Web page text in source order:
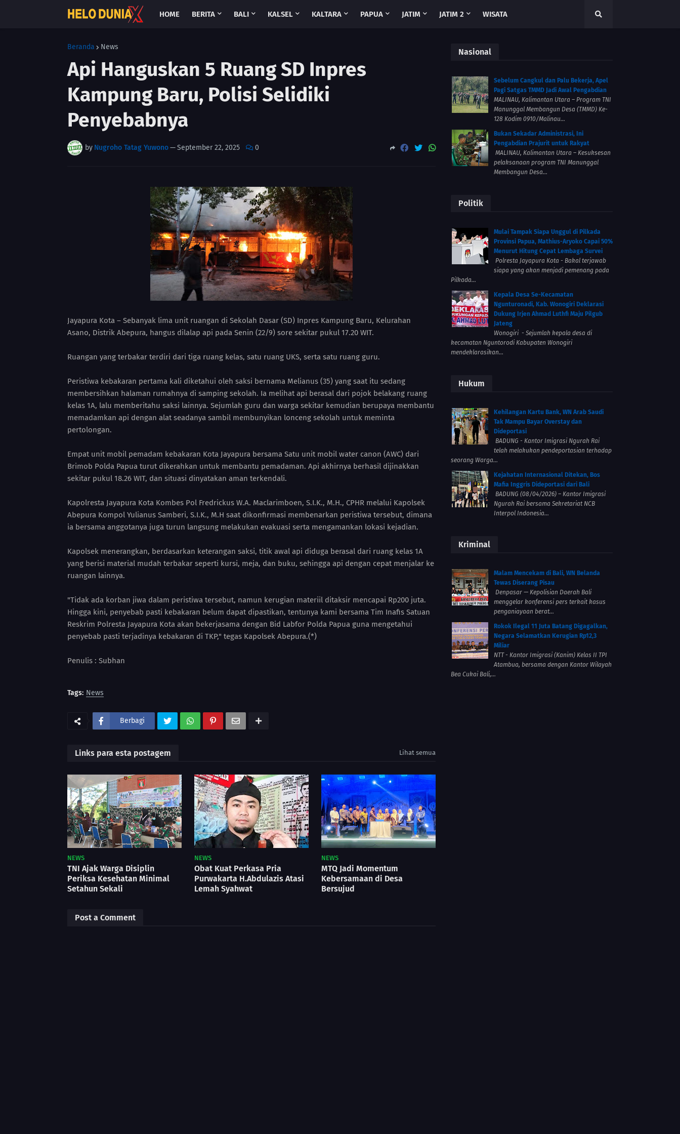
HOME BERITA BALI KALSEL KALTARA PAPUA JATIM JATIM 2 WISATA
Beranda News
‎Api Hanguskan 5 Ruang SD Inpres
Kampung Baru, Polisi Selidiki
Penyebabnya ‎
by Nugroho Tatag Yuwono—September 22, 2025 0
Jayapura Kota – Sebanyak lima unit ruangan di Sekolah Dasar (SD) Inpres Kampung Baru, Kelurahan
Asano, Distrik Abepura, hangus dilalap api pada Senin (22/9) sore sekitar pukul 17.20 WIT.
‎Ruangan yang terbakar terdiri dari tiga ruang kelas, satu ruang UKS, serta satu ruang guru.
Peristiwa kebakaran pertama kali diketahui oleh saksi bernama Melianus (35) yang saat itu sedang
membersihkan halaman rumahnya di samping sekolah. Ia melihat api berasal dari pojok belakang ruang
kelas 1A, lalu memberitahu saksi lainnya. Sejumlah guru dan warga sekitar kemudian berupaya membantu
memadamkan api dengan alat seadanya sambil membunyikan lonceng sekolah untuk meminta
pertolongan.
‎Empat unit mobil pemadam kebakaran Kota Jayapura bersama Satu unit mobil water canon (AWC) dari
Brimob Polda Papua turut dikerahkan untuk membantu pemadaman. Api akhirnya berhasil dijinakkan
sekitar pukul 18.26 WIT, dan situasi dinyatakan aman terkendali.
‎Kapolresta Jayapura Kota Kombes Pol Fredrickus W.A. Maclarimboen, S.I.K., M.H., CPHR melalui Kapolsek
Abepura Kompol Yulianus Samberi, S.I.K., M.H saat dikonfirmasi membenarkan peristiwa tersebut, dimana
ia bersama anggotanya juga turun langsung melakukan evakuasi serta mengamankan lokasi kejadian.
‎Kapolsek menerangkan, berdasarkan keterangan saksi, titik awal api diduga berasal dari ruang kelas 1A
yang berisi material mudah terbakar seperti kursi, meja, dan buku, sehingga api dengan cepat menjalar ke
ruangan lainnya.
‎"Tidak ada korban jiwa dalam peristiwa tersebut, namun kerugian materiil ditaksir mencapai Rp200 juta.
Hingga kini, penyebab pasti kebakaran belum dapat dipastikan, tentunya kami bersama Tim Inafis Satuan
Reskrim Polresta Jayapura Kota akan bekerjasama dengan Bid Labfor Polda Papua guna mengetahui
penyebab pasti terjadinya kebakaran di TKP," tegas Kapolsek Abepura.(*)
‎Penulis : Subhan
Tags: News
Berbagi
Links para esta postagem Lihat semua
NEWS
TNI Ajak Warga Disiplin
Periksa Kesehatan Minimal
Setahun Sekali
NEWS
Obat Kuat Perkasa Pria
Purwakarta H.Abdulazis Atasi
Lemah Syahwat
NEWS
MTQ Jadi Momentum
Kebersamaan di Desa
Bersujud
Post a Comment
Nasional
Sebelum Cangkul dan Palu Bekerja, Apel
Pagi Satgas TMMD Jadi Awal Pengabdian
MALINAU, Kalimantan Utara – Program TNI
Manunggal Membangun Desa (TMMD) Ke-
128 Kodim 0910/Malinau...
Bukan Sekadar Administrasi, Ini
Pengabdian Prajurit untuk Rakyat
MALINAU, Kalimantan Utara – Kesuksesan
pelaksanaan program TNI Manunggal
Membangun Desa...
Politik
Mulai Tampak Siapa Unggul di Pilkada
Provinsi Papua, Mathius-Aryoko Capai 50%
Menurut Hitung Cepat Lembaga Survei
Polresta Jayapura Kota - Bakal terjawab
siapa yang akan menjadi pemenang pada
Pilkada...
Kepala Desa Se-Kecamatan
Ngunturonadi, Kab. Wonogiri Deklarasi
Dukung Irjen Ahmad Luthfi Maju Pilgub
Jateng
Wonogiri - Sejumlah kepala desa di
kecamatan Nguntorodi Kabupaten Wonogiri
mendeklarasikan...
Hukum
Kehilangan Kartu Bank, WN Arab Saudi
Tak Mampu Bayar Overstay dan
Dideportasi
BADUNG - Kantor Imigrasi Ngurah Rai
telah melakukan pendeportasian terhadap
seorang Warga...
Kejahatan Internasional Ditekan, Bos
Mafia Inggris Dideportasi dari Bali
BADUNG (08/04/2026) – Kantor Imigrasi
Ngurah Rai bersama Sekretariat NCB
Interpol Indonesia...
Kriminal
Malam Mencekam di Bali, WN Belanda
Tewas Diserang Pisau
Denpasar — Kepolisian Daerah Bali
menggelar konferensi pers terkait kasus
penganiayaan berat...
Rokok Ilegal 11 Juta Batang Digagalkan,
Negara Selamatkan Kerugian Rp12,3
Miliar
NTT - Kantor Imigrasi (Kanim) Kelas II TPI
Atambua, bersama dengan Kantor Wilayah
Bea Cukai Bali,...